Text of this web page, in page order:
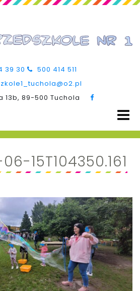
39 30
500 414 511
13b, 89-500 Tuchola
15T104350.161